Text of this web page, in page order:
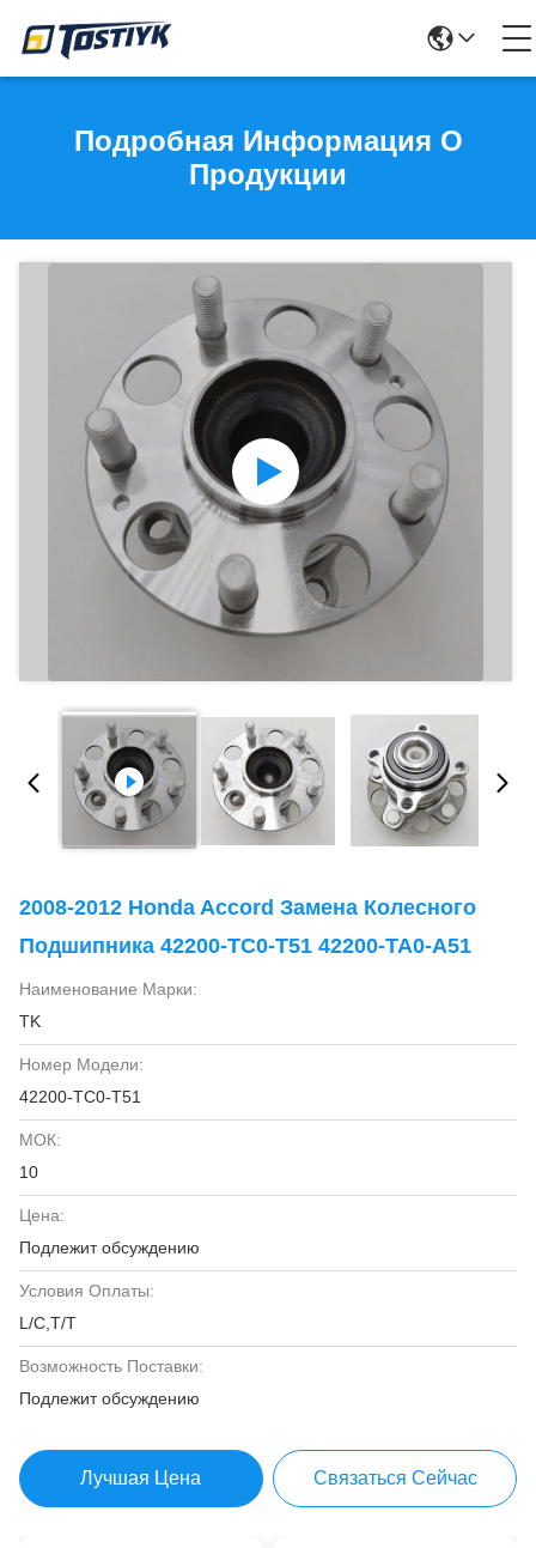
Подробная Информация О
Продукции
2008-2012 Honda Accord Замена Колесного
Подшипника 42200-TC0-T51 42200-TA0-A51
Наименование Марки:
TK
Номер Модели:
42200-TC0-T51
МОК:
10
Цена:
Подлежит обсуждению
Условия Оплаты:
L/C,T/T
Возможность Поставки:
Подлежит обсуждению
Лучшая Цена Связаться Сейчас